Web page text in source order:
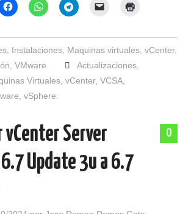
, Instalaciones, Maquinas virtuales, vCenter,
,VMware Actualizaciones,
Virtuales ,vCenter,VCSA
,vSphere
0
Server
Update 3u a 6.7